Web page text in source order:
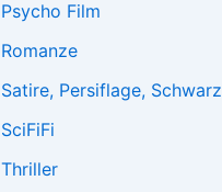
Psycho Film
Romanze
Satire, Persiflage, Schwarz
SciFiFi
Thriller